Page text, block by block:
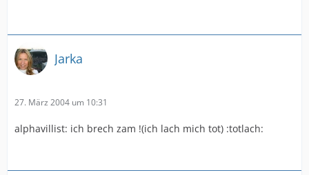
Jarka
27. März 2004 um 10:31
alphavillist: ich brech zam !(ich lach mich tot) :totlach: